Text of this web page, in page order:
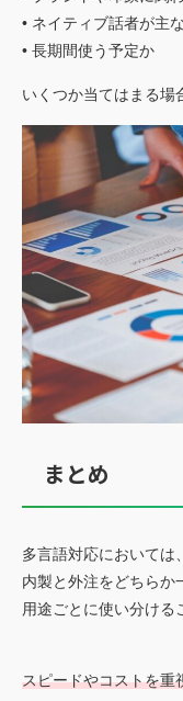
• ネイティブ話者が主
• 長期間使う予定か
いくつか当てはまる場
まとめ
多言語対応においては、
内製と外注をどちらか
用途ごとに使い分ける
スピードやコストを重